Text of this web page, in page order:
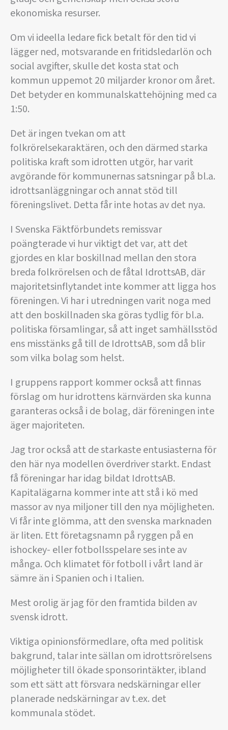
ekonomiska resurser.
Om vi ideella ledare fick betalt för den tid vi
lägger ned, motsvarande en fritidsledarlön och
social avgifter, skulle det kosta stat och
kommun uppemot 20 miljarder kronor om året.
Det betyder en kommunalskattehöjning med ca
1:50.
Det är ingen tvekan om att
folkrörelsekaraktären, och den därmed starka
politiska kraft som idrotten utgör, har varit
avgörande för kommunernas satsningar på bl.a.
idrottsanläggningar och annat stöd till
föreningslivet. Detta får inte hotas av det nya.
I Svenska Fäktförbundets remissvar
poängterade vi hur viktigt det var, att det
gjordes en klar boskillnad mellan den stora
breda folkrörelsen och de fåtal IdrottsAB, där
majoritetsinflytandet inte kommer att ligga hos
föreningen. Vi har i utredningen varit noga med
att den boskillnaden ska göras tydlig för bl.a.
politiska församlingar, så att inget samhällsstöd
ens misstänks gå till de IdrottsAB, som då blir
som vilka bolag som helst.
I gruppens rapport kommer också att finnas
förslag om hur idrottens kärnvärden ska kunna
garanteras också i de bolag, där föreningen inte
äger majoriteten.
Jag tror också att de starkaste entusiasterna för
den här nya modellen överdriver starkt. Endast
få föreningar har idag bildat IdrottsAB.
Kapitalägarna kommer inte att stå i kö med
massor av nya miljoner till den nya möjligheten.
Vi får inte glömma, att den svenska marknaden
är liten. Ett företagsnamn på ryggen på en
ishockey- eller fotbollsspelare ses inte av
många. Och klimatet för fotboll i vårt land är
sämre än i Spanien och i Italien.
Mest orolig är jag för den framtida bilden av
svensk idrott.
Viktiga opinionsförmedlare, ofta med politisk
bakgrund, talar inte sällan om idrottsrörelsens
möjligheter till ökade sponsorintäkter, ibland
som ett sätt att försvara nedskärningar eller
planerade nedskärningar av t.ex. det
kommunala stödet.